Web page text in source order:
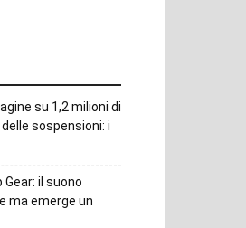
su 1,2 milioni di
sospensioni: i
Gear: il suono
ma emerge un